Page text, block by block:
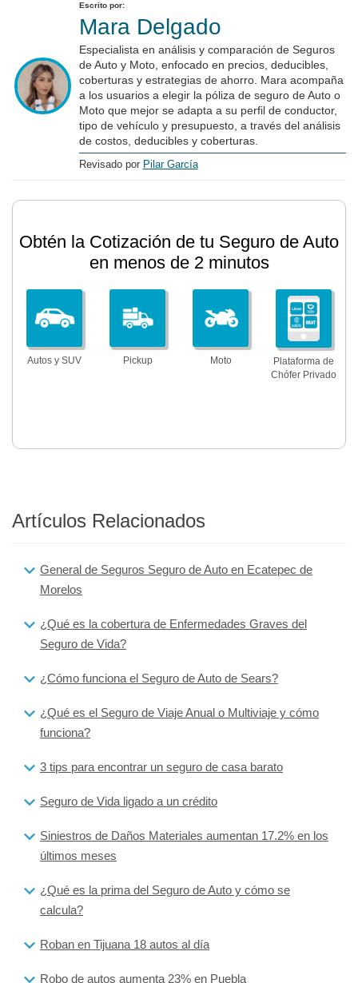
Escrito por:
Mara Delgado
Especialista en análisis y comparación de Seguros
de Auto y Moto, enfocado en precios, deducibles,
coberturas y estrategias de ahorro. Mara acompaña
a los usuarios a elegir la póliza de seguro de Auto o
Moto que mejor se adapta a su perfil de conductor,
tipo de vehículo y presupuesto, a través del análisis
de costos, deducibles y coberturas.
Revisado por Pilar García
Obtén la Cotización de tu Seguro de Auto
en menos de 2 minutos
Autos y SUV Pickup Moto
Plataforma de
Chófer Privado
Artículos Relacionados
General de Seguros Seguro de Auto en Ecatepec de
Morelos
¿Qué es la cobertura de Enfermedades Graves del
Seguro de Vida?
¿Cómo funciona el Seguro de Auto de Sears?
¿Qué es el Seguro de Viaje Anual o Multiviaje y cómo
funciona?
3 tips para encontrar un seguro de casa barato
Seguro de Vida ligado a un crédito
Siniestros de Daños Materiales aumentan 17.2% en los
últimos meses
¿Qué es la prima del Seguro de Auto y cómo se
calcula?
Roban en Tijuana 18 autos al día
Robo de autos aumenta 23% en Puebla